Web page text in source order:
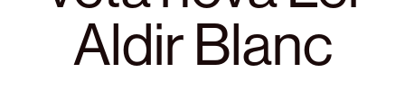
Aldir Blanc